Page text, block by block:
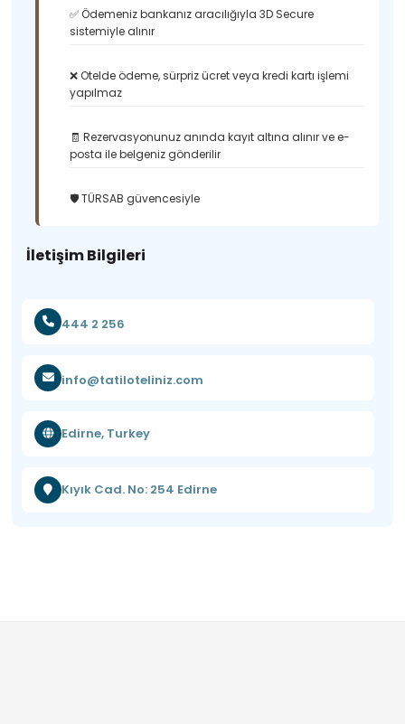
✅ Ödemeniz bankanız aracılığıyla 3D Secure
sistemiyle alınır
❌ Otelde ödeme, sürpriz ücret veya kredi kartı işlemi
yapılmaz
🧾 Rezervasyonunuz anında kayıt altına alınır ve e-
posta ile belgeniz gönderilir
🛡️ TÜRSAB güvencesiyle
İletişim Bilgileri
444 2 256
info@tatiloteliniz.com
Edirne, Turkey
Kıyık Cad. No: 254 Edirne